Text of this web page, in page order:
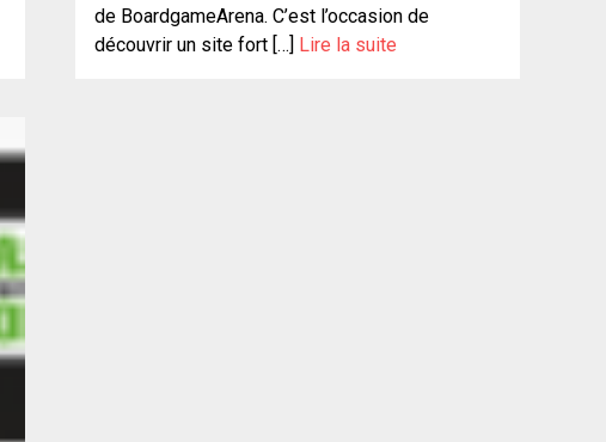
de BoardgameArena. C’est l’occasion de
découvrir un site fort […] Lire la suite